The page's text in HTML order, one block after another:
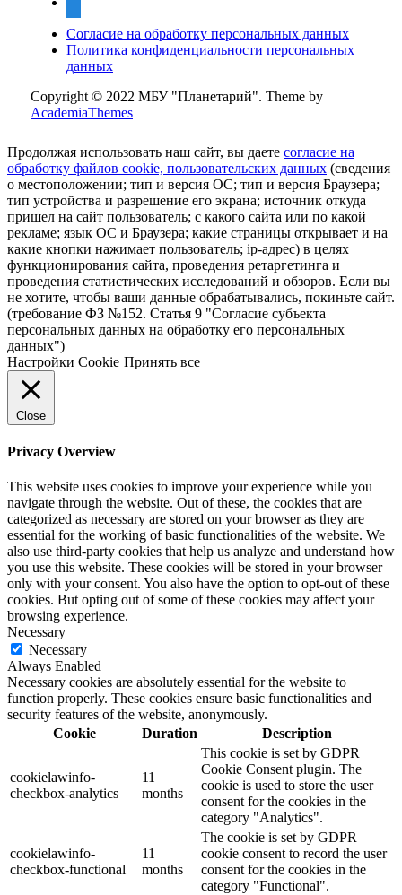
Согласие на обработку персональных данных
Политика конфиденциальности персональных
данных
Copyright © 2022 МБУ "Планетарий". Theme by
AcademiaThemes
Продолжая использовать наш сайт, вы даете согласие на
обработку файлов cookie, пользовательских данных (сведения
о местоположении; тип и версия ОС; тип и версия Браузера;
тип устройства и разрешение его экрана; источник откуда
пришел на сайт пользователь; с какого сайта или по какой
рекламе; язык ОС и Браузера; какие страницы открывает и на
какие кнопки нажимает пользователь; ip-адрес) в целях
функционирования сайта, проведения ретаргетинга и
проведения статистических исследований и обзоров. Если вы
не хотите, чтобы ваши данные обрабатывались, покиньте сайт.
(требование ФЗ №152. Статья 9 "Согласие субъекта
персональных данных на обработку его персональных
данных")
Настройки Cookie Принять все
Close
Privacy Overview
This website uses cookies to improve your experience while you
navigate through the website. Out of these, the cookies that are
categorized as necessary are stored on your browser as they are
essential for the working of basic functionalities of the website. We
also use third-party cookies that help us analyze and understand how
you use this website. These cookies will be stored in your browser
only with your consent. You also have the option to opt-out of these
cookies. But opting out of some of these cookies may affect your
browsing experience.
Necessary
Necessary
Always Enabled
Necessary cookies are absolutely essential for the website to
function properly. These cookies ensure basic functionalities and
security features of the website, anonymously.
Cookie
Duration Description
cookielawinfo-
checkbox-analytics
11
months
This cookie is set by GDPR
Cookie Consent plugin. The
cookie is used to store the user
consent for the cookies in the
category "Analytics".
cookielawinfo-
checkbox-functional
11
months
The cookie is set by GDPR
cookie consent to record the user
consent for the cookies in the
category "Functional".